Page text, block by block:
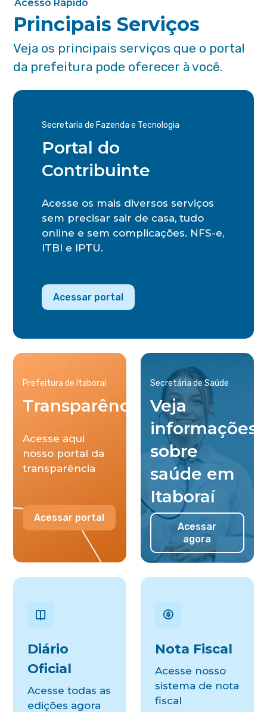
Acesso Rápido
Principais Serviços
Veja os principais serviços que o portal
da prefeitura pode oferecer à você.
Secretaria de Fazenda e Tecnologia
Portal do
Contribuinte
Acesse os mais diversos serviços
sem precisar sair de casa, tudo
online e sem complicações. NFS-e,
ITBI e IPTU.
Acessar portal
Prefeitura de Itaboraí
Transparência
Acesse aqui
nosso portal da
transparência
Acessar portal
Secretária de Saúde
Veja
informações
sobre
saúde em
Itaboraí
Acessar
agora
Diário
Oficial
Acesse todas as
edições agora
Nota Fiscal
Acesse nosso
sistema de nota
fiscal